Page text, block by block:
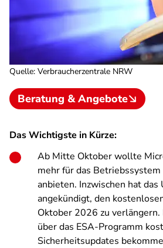
Quelle: Verbraucherzentrale NRW
Beratung & Angebote
Das Wichtigste in Kürze:
Ab Mitte Oktober wollte
mehr für das
anbieten. Inzwischen hat das
angekündigt, den
Oktober 2026 zu verlängern.
über das ESA-Programm
Sicherheitsupdates